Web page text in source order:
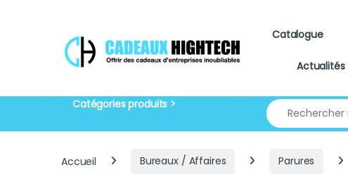
Catalogue
Actualités
Search for:
Accueil Bureaux / Affaires Parures